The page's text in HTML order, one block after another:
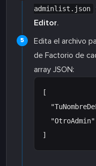
adminlist.json
Editor.
Edita el archivo
de Factorio de
array JSON:
[
  "OtroAdmin"